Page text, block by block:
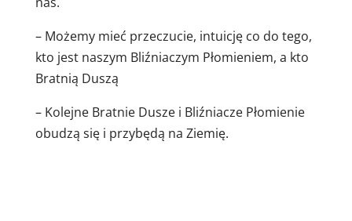
– Możemy mieć przeczucie, intuicję co do tego,
kto jest naszym Bliźniaczym Płomieniem, a kto
Bratnią Duszą
– Kolejne Bratnie Dusze i Bliźniacze Płomienie
obudzą się i przybędą na Ziemię.